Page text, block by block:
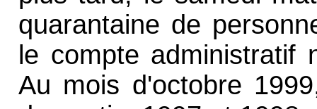
quarantaine de
le compte administratif
Au mois d'octobre